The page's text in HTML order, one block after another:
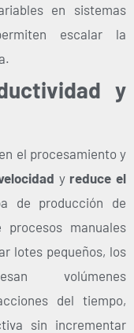
en sistemas
escalar la
y
en el procesamiento y
y reduce el
de producción de
procesos manuales
lotes pequeños, los
volúmenes
del tiempo,
sin incrementar